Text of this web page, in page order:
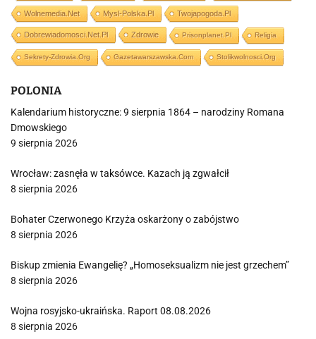
Wolnemedia.net Mysl-Polska.pl Twojapogoda.pl
Dobrewiadomosci.net.pl Zdrowie Prisonplanet.pl Religia
Sekrety-Zdrowia.org Gazetawarszawska.com Stolikwolnosci.org
POLONIA
Kalendarium historyczne: 9 sierpnia 1864 – narodziny Romana
Dmowskiego
9 sierpnia 2026
Wrocław: zasnęła w taksówce. Kazach ją zgwałcił
8 sierpnia 2026
Bohater Czerwonego Krzyża oskarżony o zabójstwo
8 sierpnia 2026
Biskup zmienia Ewangelię? „Homoseksualizm nie jest grzechem”
8 sierpnia 2026
Wojna rosyjsko-ukraińska. Raport 08.08.2026
8 sierpnia 2026